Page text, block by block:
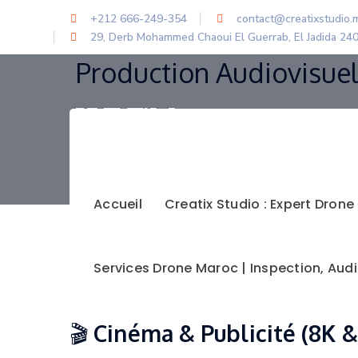
+212 666-249-354
29, Derb Mohammed Chaoui El Guerrab, El Jadida
Accueil Creatix Studio : Expert
Services Drone Maroc | Inspection,
Production
> Que ce soit
Nos Services de
🎬 Cinéma & Publicité (8K